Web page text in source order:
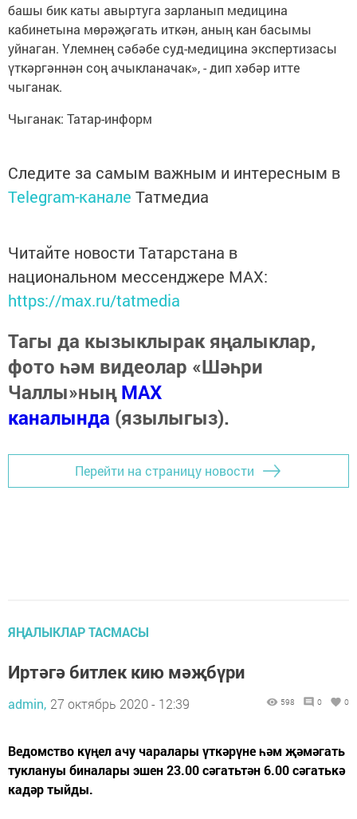
башы бик каты авыртуга зарланып медицина
кабинетына мөрәҗәгать иткән, аның кан басымы
уйнаган. Үлемнең сәбәбе суд-медицина экспертизасы
үткәргәннән соң ачыкланачак», - дип хәбәр итте
чыганак.
Чыганак: Татар-информ
Следите за самым важным и интересным в
Telegram-канале Татмедиа
Читайте новости Татарстана в
национальном мессенджере MАХ:
https://max.ru/tatmedia
Тагы да кызыклырак яңалыклар,
фото һәм видеолар «Шәһри
Чаллы»ныңMAX
каналында (язылыгыз).
Перейти на страницу новости
ЯҢАЛЫКЛАР ТАСМАСЫ
Иртәгә битлек кию мәҗбүри
admin, 27 октябрь 2020 - 12:39 598 0 0
Ведомство күңел ачу чаралары үткәрүне һәм җәмәгать
туклануы биналары эшен 23.00 сәгатьтән 6.00 сәгатькә
кадәр тыйды.